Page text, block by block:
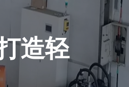
造轻